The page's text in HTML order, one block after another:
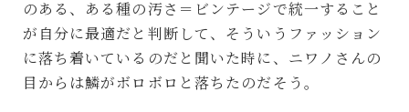
のある、ある種の汚さ＝ビンテージで統一すること
が自分に最適だと判断して、そういうファッション
に落ち着いているのだと聞いた時に、ニワノさんの
目からは鱗がボロボロと落ちたのだそう。